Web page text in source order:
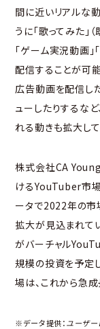
間に近いリアルな
うに「歌ってみた」
「ゲーム実況動画
配信することが可
広告動画を配信し
ューしたりするな
れる動きも拡大して
株式会社CA
けるYouTuber市
ータで2022年の市
拡大が見込まれて
がバーチャル
規模の投資を予定
場は、これから急
※データ提供：ユーザー